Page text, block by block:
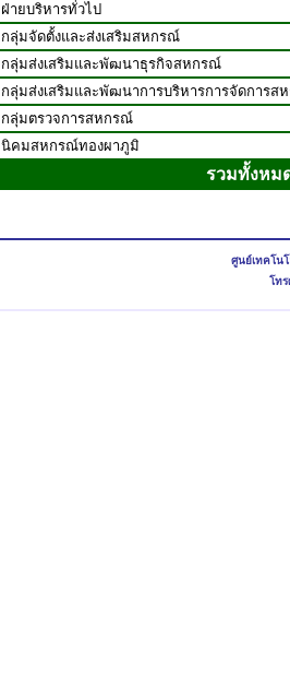
ฝ่ายบริหารทั่วไป
กลุ่มจัดตั้งและส่งเสริมสหกรณ์
กลุ่มส่งเสริมและพัฒนาธุรกิจสหกรณ์
กลุ่มส่งเสริมและพัฒนาการบริหารการจัดการส
กลุ่มตรวจการสหกรณ์
นิคมสหกรณ์ทองผาภูมิ
รวมทั้งหม
ศูนย์เทคโน
โทร